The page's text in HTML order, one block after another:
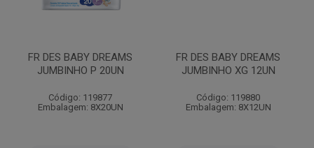
FR DES BABY DREAMS
JUMBINHO P 20UN
Código: 119877
Embalagem: 8X20UN
FR DES BABY DREAMS
JUMBINHO XG 12UN
Código: 119880
Embalagem: 8X12UN